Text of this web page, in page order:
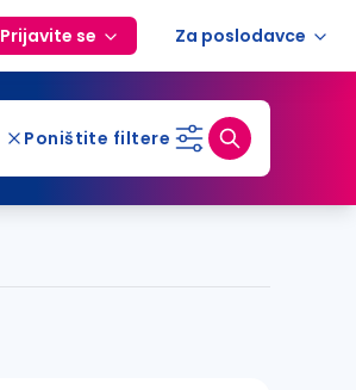
Prijavite se Za poslodavce
Poništite filtere